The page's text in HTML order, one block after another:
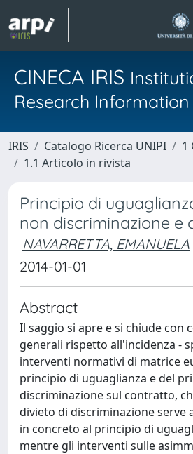
CINECA IRIS
Research
IRIS Catalogo Ricerca UNIPI
1
1.1 Articolo in rivista
Principio di
non discriminazione e
NAVARRETTA, EMANUELA
2014-01-01
Abstract
Il saggio si apre e si chiude con
generali rispetto all'incidenza -
interventi normativi di matrice
principio di uguaglianza e del
discriminazione sul contratto,
divieto di discriminazione serve
in concreto al principio di
mentre gli interventi sulle